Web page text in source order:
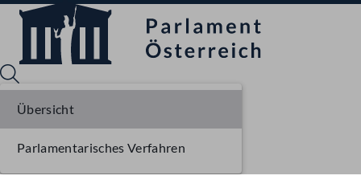
Übersicht
Parlamentarisches Verfahren